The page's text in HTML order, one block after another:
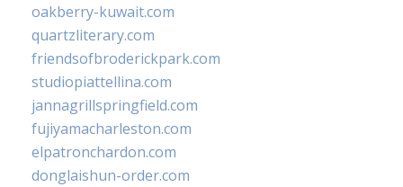
oakberry-kuwait.com
quartzliterary.com
friendsofbroderickpark.com
studiopiattellina.com
jannagrillspringfield.com
fujiyamacharleston.com
elpatronchardon.com
donglaishun-order.com